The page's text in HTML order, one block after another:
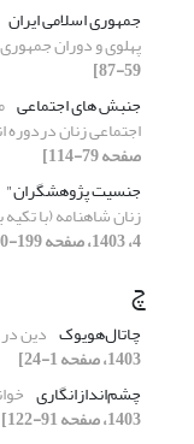
جمهوری اسلامی ایران
پهلوی و دوران
59-87]
جنبش های اجتماعی
اجتماعی زنان
صفحه 79-114]
جنسیت پژوهشگران"
زنان شاهنامه (با
4، 1403، صفحه 199-230]
چ
چاتال‌هویوک دین
1403، صفحه 1-24]
چشم‌اندازانگاری
1403، صفحه 91-122]